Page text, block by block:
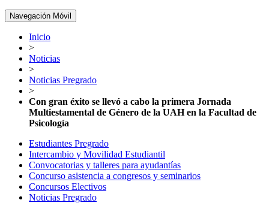
Navegación Móvil
Inicio
>
Noticias
>
Noticias Pregrado
>
Con gran éxito se llevó a cabo la primera Jornada
Multiestamental de Género de la UAH en la Facultad de
Psicología
Estudiantes Pregrado
Intercambio y Movilidad Estudiantil
Convocatorias y talleres para ayudantías
Concurso asistencia a congresos y seminarios
Concursos Electivos
Noticias Pregrado